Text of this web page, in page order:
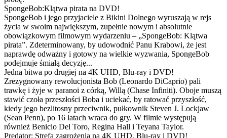
SpongeBob:Klątwa pirata na DVD!
SpongeBob i jego przyjaciele z Bikini Dolnego wyruszają w rejs
życia w swoim największym, zupełnie nowym i absolutnie
obowiązkowym filmowym wydarzeniu – „SpongeBob: Klątwa
pirata”. Zdeterminowany, by udowodnić Panu Krabowi, że jest
naprawdę odważny i gotowy na wielkie wyzwania, SpongeBob
podejmuje śmiałą decyzję...
Jedna bitwa po drugiej na 4K UHD, Blu-ray i DVD!
Zrezygnowany rewolucjonista Bob (Leonardo DiCaprio) pali
trawkę i żyje w paranoi z córką, Willą (Chase Infiniti). Oboje muszą
stawić czoła przeszłości Boba i uciekać, by ratować przyszłość,
kiedy jego bezlitosny przeciwnik, pułkownik Steven J. Lockjaw
(Sean Penn), po 16 latach wraca do gry. W filmie występują
również Benicio Del Toro, Regina Hall i Teyana Taylor.
Predator: Strefa zagrożenia na 4K UHD, Blu-ray i DVD!